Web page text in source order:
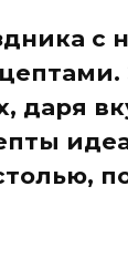
с
даря